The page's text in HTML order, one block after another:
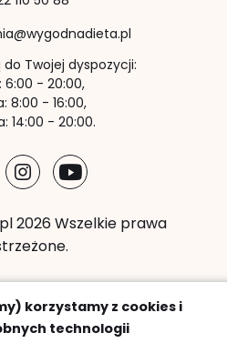
Twojej dyspozycji:
- 20:00,
8:00 - 16:00,
14:00 - 20:00.
2026 Wszelkie prawa
płatności:
korzystamy z cookies i
technologii